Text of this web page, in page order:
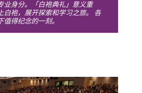
业身分。「白袍典礼」意义重
白袍，展开探索和学习之旅。 各
得纪念的一刻。